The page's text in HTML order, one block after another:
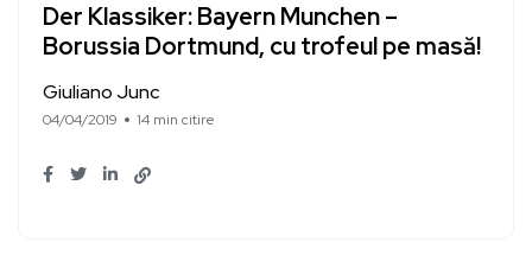
Der Klassiker: Bayern Munchen –
Borussia Dortmund, cu trofeul pe masă!
Giuliano Junc
04/04/2019 14 min citire